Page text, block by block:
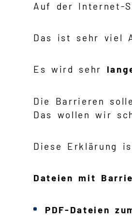
Auf der Internet-
Das ist sehr viel
Es wird sehr
Die Barrieren
Das wollen wir
Diese Erklärung
Dateien mit
PDF-Dateien